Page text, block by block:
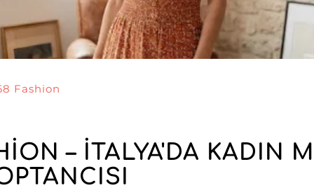
Fashion
– İTALYA'DA KADIN